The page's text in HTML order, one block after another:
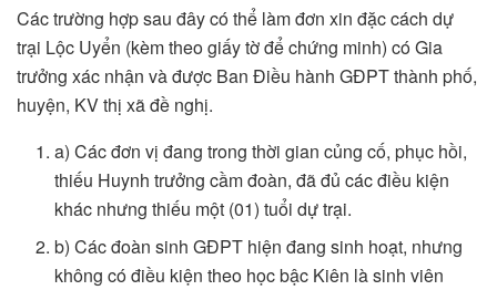
Các trường hợp sau đây có thể làm đơn xin đặc cách dự
trại Lộc Uyển (kèm theo giấy tờ để chứng minh) có Gia
trưởng xác nhận và được Ban Điều hành GĐPT thành phố,
huyện, KV thị xã đề nghị.
a) Các đơn vị đang trong thời gian củng cố, phục hồi,
thiếu Huynh trưởng cầm đoàn, đã đủ các điều kiện
khác nhưng thiếu một (01) tuổi dự trại.
b) Các đoàn sinh GĐPT hiện đang sinh hoạt, nhưng
không có điều kiện theo học bậc Kiên là sinh viên